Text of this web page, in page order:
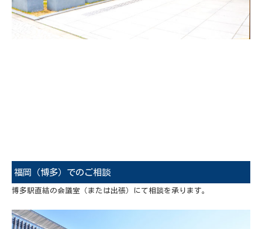
福岡（博多）でのご相談
博多駅直結の会議室（または出張）にて相談を承ります。